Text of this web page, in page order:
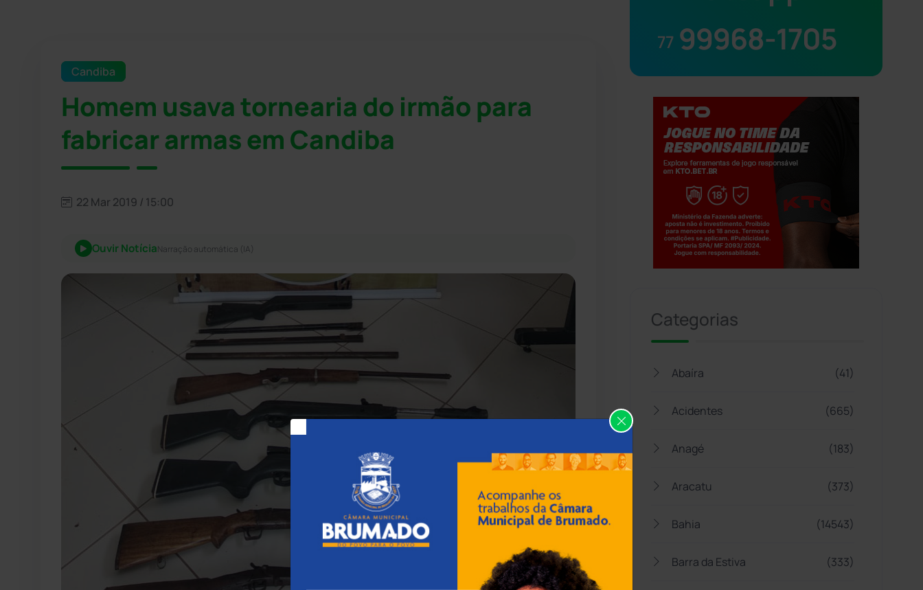
Candiba
Homem usava tornearia do irmão para
fabricar armas em Candiba
22 Mar 2019 / 15:00
Ouvir NotíciaNarração automática (IA)
77 99968-1705
Categorias
Abaíra (41)
Acidentes (665)
Anagé (183)
Aracatu (373)
Bahia (14543)
Barra da Estiva (333)